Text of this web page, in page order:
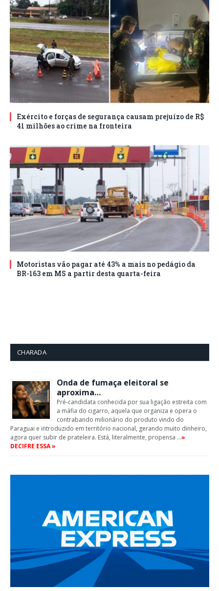
Exército e forças de segurança causam prejuízo de R$
41 milhões ao crime na fronteira
Motoristas vão pagar até 43% a mais no pedágio da
BR-163 em MS a partir desta quarta-feira
CHARADA
Onda de fumaça eleitoral se
aproxima…
Pré-candidata conhecida por sua ligação estreita com
a máfia do cigarro, aquela que organiza e opera o
contrabando milionário do produto vindo do
Paraguai e introduzido em território nacional, gerando muito dinheiro,
agora quer subir de prateleira. Está, literalmente, propensa …»
DECIFRE ESSA »